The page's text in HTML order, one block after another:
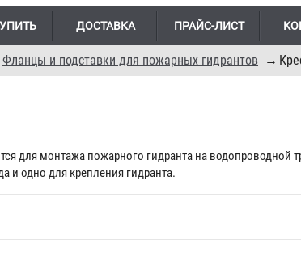
ДОСТАВКА ПРАЙС-ЛИСТ
Фланцы и подставки для пожарных гидрантов →
для монтажа пожарного гидранта на водопроводной
и одно для крепления гидранта.